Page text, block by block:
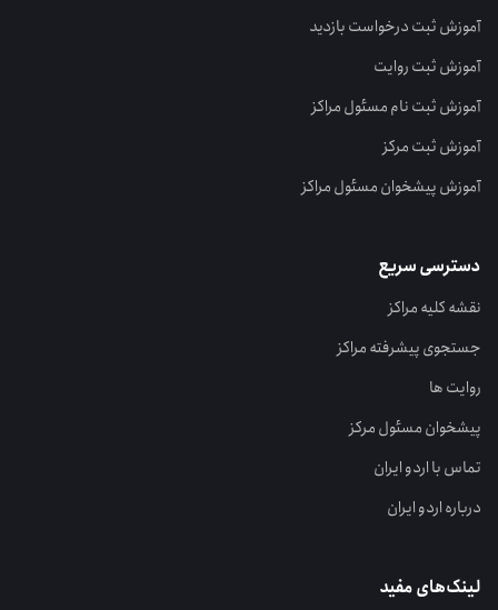
آموزش ثبت درخواست بازدید
آموزش ثبت روایت
آموزش ثبت نام مسئول مراکز
آموزش ثبت مرکز
آموزش پیشخوان مسئول مراکز
دسترسی سریع
نقشه کلیه مراکز
جستجوی پیشرفته مراکز
روایت ها
پیشخوان مسئول مرکز
تماس با اردو ایران
درباره اردو ایران
لینک‌های مفید